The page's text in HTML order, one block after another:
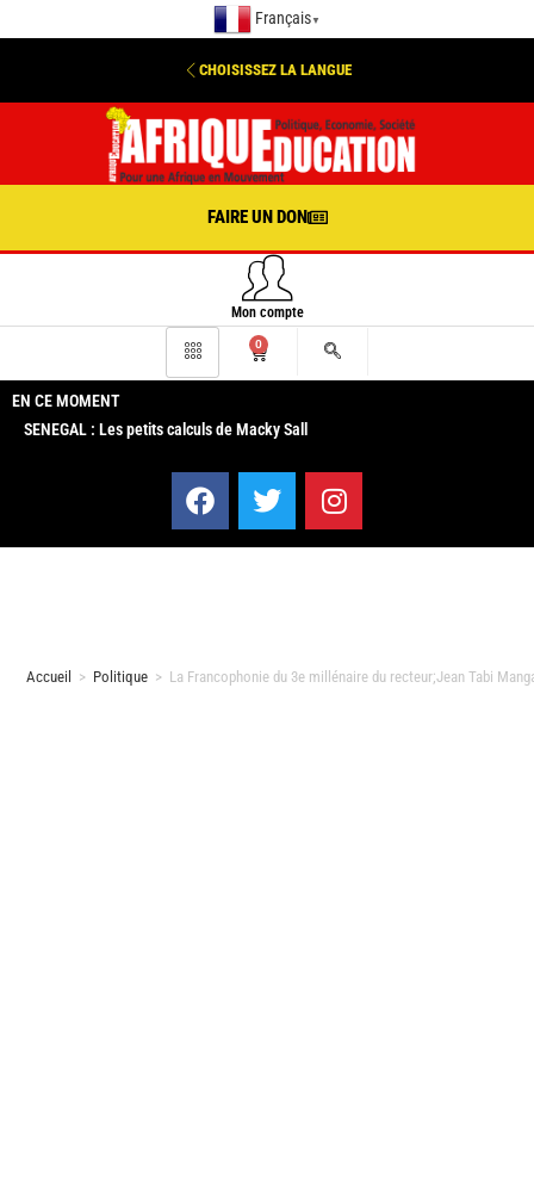
Français ▼
CHOISISSEZ LA LANGUE
FAIRE UN DON
Mon compte
0
EN CE MOMENT
SENEGAL : Les petits calculs de Macky Sall
Accueil > Politique > La Francophonie du 3e millénaire du recteur;Jean Tabi